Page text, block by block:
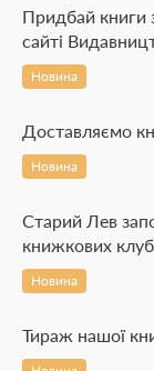
Придбай книги
сайті
Новина
Доставляємо
Новина
Старий Лев
книжкових
Новина
Тираж нашої